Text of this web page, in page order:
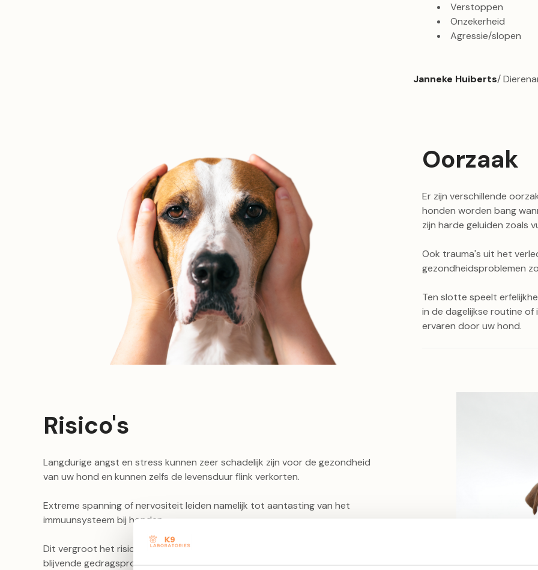
Verstoppen
Onzekerheid
Agressie/slopen
Janneke Huiberts/
Oorzaak
Er zijn verschillende
honden worden bang
zijn harde geluiden zoals
Ook trauma's uit het
gezondheidsproblemen
Ten slotte speelt
in de dagelijkse routine
ervaren door uw hond.
Risico's
Langdurige angst en stress kunnen zeer schadelijk zijn voor de gezondheid
van uw hond en kunnen zelfs de levensduur flink verkorten.
Extreme spanning of nervositeit leiden namelijk tot aantasting van het
immuunsysteem bij honden.
Dit vergroot het risico op ernstige, structurele, gezondheidsklachten,
blijvende gedragsproblemen en agressie!